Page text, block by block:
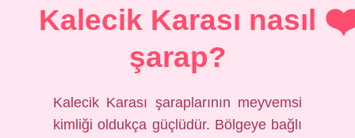
Kalecik Karası nasıl
şarap?
Kalecik Karası şaraplarının meyvemsi
kimliği oldukça güçlüdür. Bölgeye bağlı